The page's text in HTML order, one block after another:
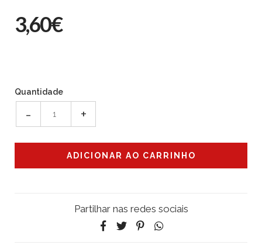
3,60€
Quantidade
- +
Partilhar nas redes sociais